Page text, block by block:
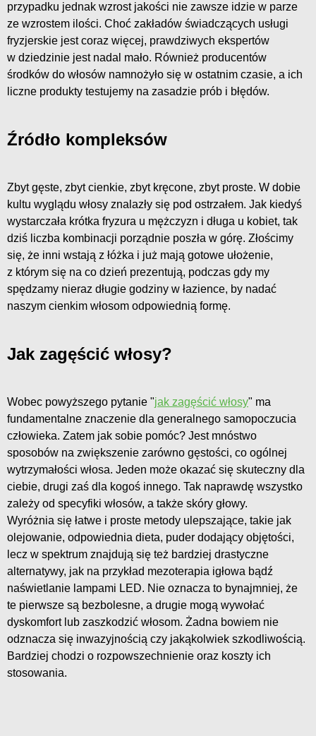
przypadku jednak wzrost jakości nie zawsze idzie w parze
ze wzrostem ilości. Choć zakładów świadczących usługi
fryzjerskie jest coraz więcej, prawdziwych ekspertów
w dziedzinie jest nadal mało. Również producentów
środków do włosów namnożyło się w ostatnim czasie, a ich
liczne produkty testujemy na zasadzie prób i błędów.
Źródło kompleksów
Zbyt gęste, zbyt cienkie, zbyt kręcone, zbyt proste. W dobie
kultu wyglądu włosy znalazły się pod ostrzałem. Jak kiedyś
wystarczała krótka fryzura u mężczyzn i długa u kobiet, tak
dziś liczba kombinacji porządnie poszła w górę. Złościmy
się, że inni wstają z łóżka i już mają gotowe ułożenie,
z którym się na co dzień prezentują, podczas gdy my
spędzamy nieraz długie godziny w łazience, by nadać
naszym cienkim włosom odpowiednią formę.
Jak zagęścić włosy?
Wobec powyższego pytanie "jak zagęścić włosy" ma
fundamentalne znaczenie dla generalnego samopoczucia
człowieka. Zatem jak sobie pomóc? Jest mnóstwo
sposobów na zwiększenie zarówno gęstości, co ogólnej
wytrzymałości włosa. Jeden może okazać się skuteczny dla
ciebie, drugi zaś dla kogoś innego. Tak naprawdę wszystko
zależy od specyfiki włosów, a także skóry głowy.
Wyróżnia się łatwe i proste metody ulepszające, takie jak
olejowanie, odpowiednia dieta, puder dodający objętości,
lecz w spektrum znajdują się też bardziej drastyczne
alternatywy, jak na przykład mezoterapia igłowa bądź
naświetlanie lampami LED. Nie oznacza to bynajmniej, że
te pierwsze są bezbolesne, a drugie mogą wywołać
dyskomfort lub zaszkodzić włosom. Żadna bowiem nie
odznacza się inwazyjnością czy jakąkolwiek szkodliwością.
Bardziej chodzi o rozpowszechnienie oraz koszty ich
stosowania.